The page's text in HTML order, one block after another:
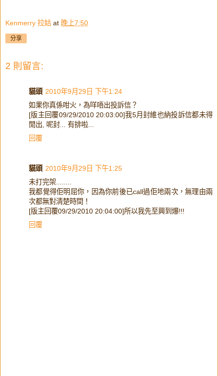
Kenmerry 拉姑 at 晚上7:50
分享
2 則留言:
貓頭 2010年9月29日 下午1:24
如果你真係咁火，為咩唔出投訴信？
[版主回覆09/29/2010 20:03:00]我5月封維也納投訴信都未得
閒出, 呢封... 有排啦...
回覆
貓頭 2010年9月29日 下午1:25
未打完架........
我都覺得佢明屈你，因為你前後已call過佢地兩次，無理由兩
次都無對清楚時間！
[版主回覆09/29/2010 20:04:00]所以我先至興到爆!!!
回覆